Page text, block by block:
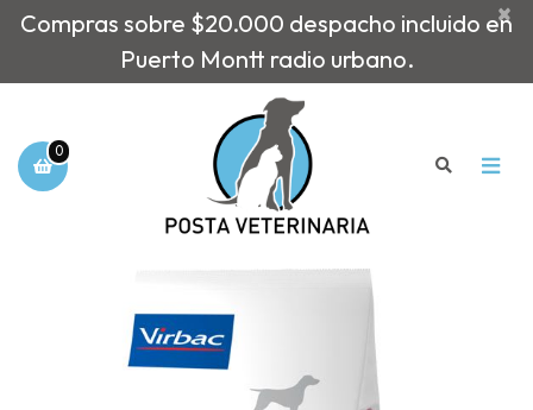
Compras sobre $20.000 despacho incluido en
Puerto Montt radio urbano.
×
0